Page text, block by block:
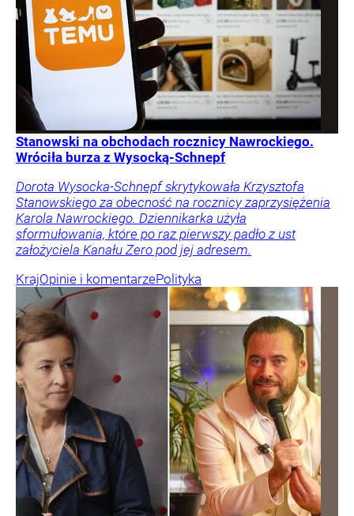
Stanowski na obchodach rocznicy Nawrockiego.
Wróciła burza z Wysocką-Schnepf
Dorota Wysocka-Schnepf skrytykowała Krzysztofa
Stanowskiego za obecność na rocznicy zaprzysiężenia
Karola Nawrockiego. Dziennikarka użyła
sformułowania, które po raz pierwszy padło z ust
założyciela Kanału Zero pod jej adresem.
KrajOpinie i komentarzePolityka